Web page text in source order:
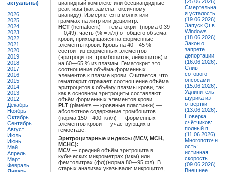
актуальны)
2026
2025
2024
2023
2022
2021
2020
2019
2018
2017
2016
2015
2014
2013
2012
Декабрь
Ноябрь
Октябрь
Сентябрь
Август
Июль
Июнь
Май
Апрель
Март
Февраль
цианидный комплекс или бесциандидные
реактивы (как замена токсичному
цианиду). Измеряется в молях или
граммах на литр или децилитр.
HCT (hematocrit) — гематокрит (норма 0,39
—0,49), часть (% = л/л) от общего объёма
крови, приходящаяся на форменные
элементы крови. Кровь на 40—45 %
состоит из форменных элементов
(эритроцитов, тромбоцитов, лейкоцитов) и
на 60—65 % из плазмы. Гематокрит это
соотношение объёма форменных
элементов к плазме крови. Считается, что
гематокрит отражает соотношение объёма
эритроцитов к объёму плазмы крови, так
как в основном эритроциты составляют
объём форменных элементов крови.
PLT (platelets — кровяные пластинки) —
абсолютное содержание тромбоцитов
(норма 150—400 кл/л) — форменных
элементов крови — участвующих в
гемостазе.
Эритроцитарные индексы (MCV, MCH,
MCHC):
MCV — средний объём эритроцита в
кубических микрометрах (мкм) или
фемтолитрах (фл)(норма 80—95 фл). В
старых анализах указывали: микроцитоз,
Смертельна
я усталость
(19.06.2026).
Запуск Qt в
Windows
(18.06.2026).
Закон о
запрете
депортации
(16.06.2026).
Слив
сотового
опсосами
(15.06.2026).
Удлинитель
шурика из
отвёртки
(13.06.2026).
Поверка
счётчиков:
полный п
(11.06.2026).
Многопоточн
ость:
истинная
скорость
(09.06.2026).
Внешнее